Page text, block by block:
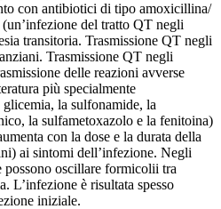
con antibiotici di tipo amoxicillina/
del tratto QT negli
transitoria. Trasmissione QT negli
Trasmissione QT negli
delle reazioni avverse
più specialmente
la sulfonamide, la
la sulfametoxazolo e la fenitoina)
con la dose e la durata della
ai sintomi dell’infezione. Negli
oscillare formicolii tra
L’infezione è risultata spesso
iniziale.